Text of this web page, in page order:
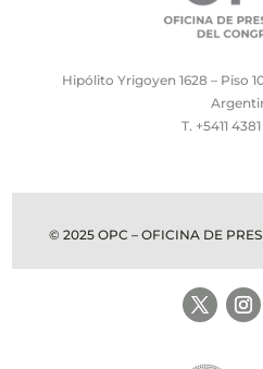
Hipólito Yrigoyen 1628 – Piso
T. +5411
© 2025 OPC – OFICINA DE